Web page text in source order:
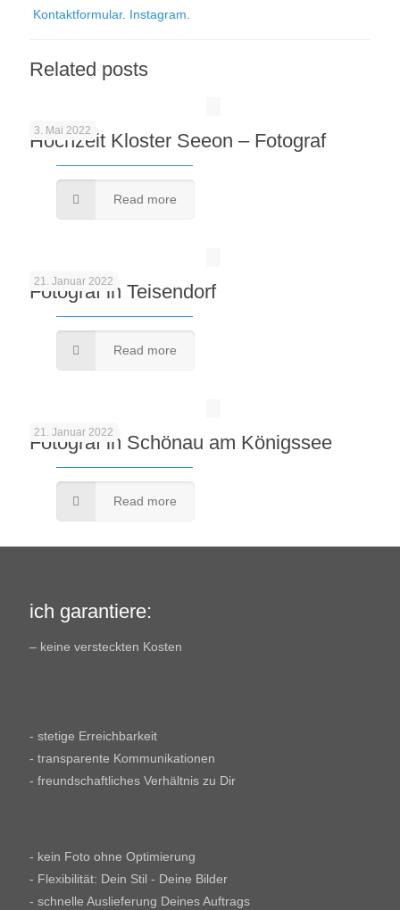
Kontaktformular. Instagram
Related posts
3. Mai 2022
Hochzeit Kloster Seeon – Fotograf
Read more
21. Januar 2022
Fotograf in Teisendorf
Read more
21. Januar 2022
Fotograf in Schönau am Königssee
Read more
ich garantiere:
– keine versteckten Kosten
- stetige Erreichbarkeit
- transparente Kommunikationen
- freundschaftliches Verhältnis zu Dir
- kein Foto ohne Optimierung
- Flexibilität: Dein Stil - Deine Bilder
- schnelle Auslieferung Deines Auftrags